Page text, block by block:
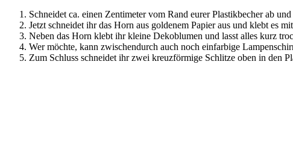
Schneidet ca. einen Zentimeter vom Rand eurer Plastikbecher ab
Jetzt schneidet ihr das Horn aus goldenem Papier aus und klebt es
Neben das Horn klebt ihr kleine Dekoblumen und lasst alles kurz
Wer möchte, kann zwischendurch auch noch einfarbige
Zum Schluss schneidet ihr zwei kreuzförmige Schlitze oben in den